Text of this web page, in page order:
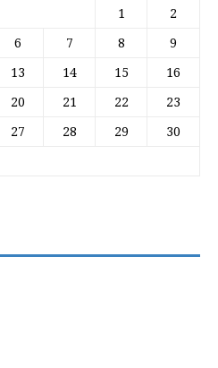
1 2
6 7 8 9
13 14 15 16
20 21 22 23
27 28 29 30